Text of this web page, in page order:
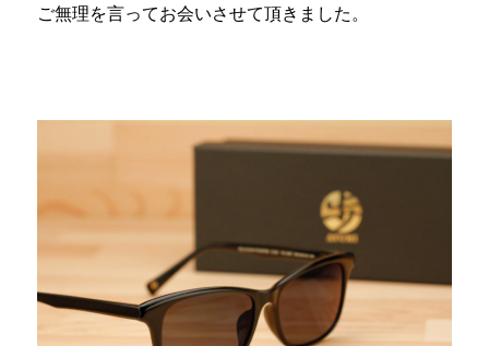
ご無理を言ってお会いさせて頂きました。